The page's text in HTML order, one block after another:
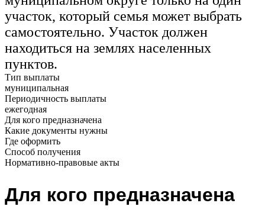
участок, который семья может выбрать
самостоятельно. Участок должен
находиться на землях населенных
пунктов.
Тип выплаты
муниципальная
Периодичность выплаты
ежегодная
Для кого предназначена
Какие документы нужны
Где оформить
Способ получения
Нормативно-правовые акты
Для кого предназначена